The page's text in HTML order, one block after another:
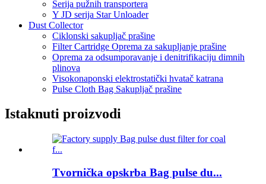
Serija pužnih transportera
Y JD serija Star Unloader
Dust Collector
Ciklonski sakupljač prašine
Filter Cartridge Oprema za sakupljanje prašine
Oprema za odsumporavanje i denitrifikaciju dimnih
plinova
Visokonaponski elektrostatički hvatač katrana
Pulse Cloth Bag Sakupljač prašine
Istaknuti proizvodi
Tvornička opskrba Bag pulse du...